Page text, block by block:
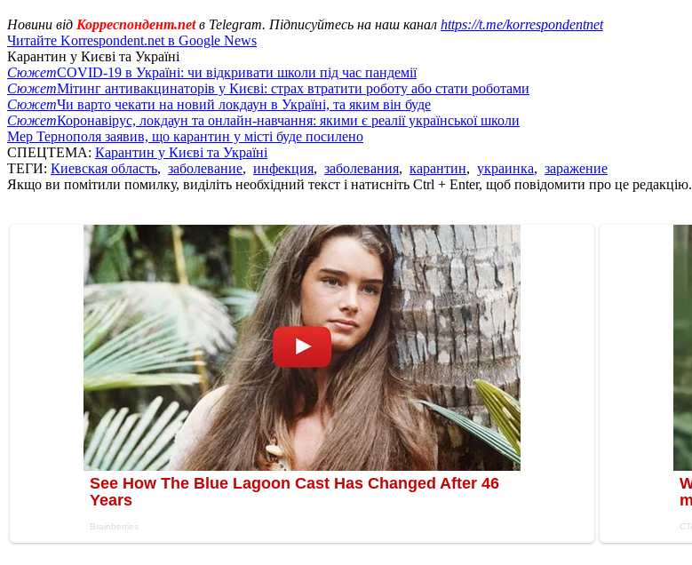
Новини від Корреспондент.netв Telegram. Підписуйтесь на наш канал https://t.me/korrespondentnet
Читайте Korrespondent.net в Google News
Карантин у Києві та Україні
СюжетCOVID-19 в Україні: чи відкривати школи під час пандемії
СюжетМітинг антивакцинаторів у Києві: страх втратити роботу або стати роботами
СюжетЧи варто чекати на новий локдаун в Україні, та яким він буде
СюжетКоронавірус, локдаун та онлайн-навчання: якими є реалії української школи
Мер Тернополя заявив, що карантин у місті буде посилено
СПЕЦТЕМА: Карантин у Києві та Україні
ТЕГИ: Киевская область, заболевание, инфекция, заболевания, карантин, украинка, заражение
Якщо ви помітили помилку, виділіть необхідний текст і натисніть Ctrl + Enter, щоб повідомити про це редакцію.